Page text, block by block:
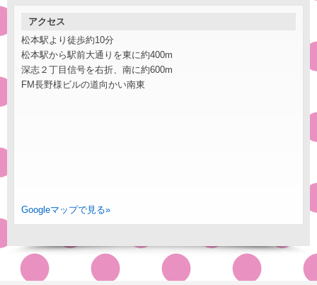
アクセス
松本駅より徒歩約10分
松本駅から駅前大通りを東に約400m
深志２丁目信号を右折、南に約600m
FM長野様ビルの道向かい南東
Googleマップで見る»